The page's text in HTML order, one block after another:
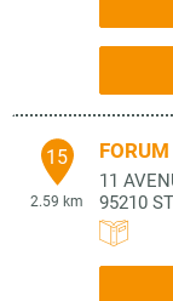
15
2.59 km
11
95210